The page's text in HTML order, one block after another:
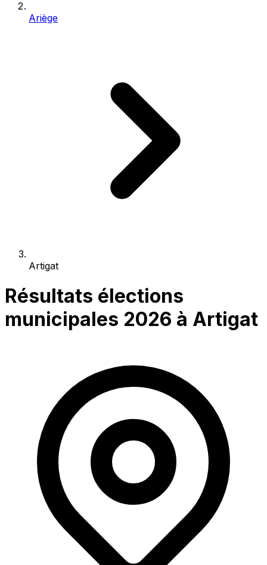
Ariège
Artigat
Résultats élections
municipales 2026 à Artigat